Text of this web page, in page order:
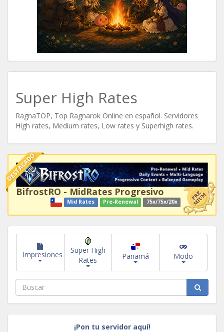
Super High Rates
RagnaTOP, Top Ragnarok Online en español. Servidores
High rates, Medium rates, Low rates y Superhigh rates.
DESTACADO
BifrostRO - MidRates Progresivo
Mid Rates Pre-Renewal 75x/75x/20x
Impresiones
Super High
Rates
Panamá Modo
¡Pon tu servidor aquí!